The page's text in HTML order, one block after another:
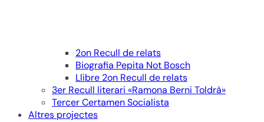
2on Recull de relats
Biografia Pepita Not Bosch
Llibre 2on Recull de relats
3er Recull literari «Ramona Berni Toldrà»
Tercer Certamen Socialista
Altres projectes